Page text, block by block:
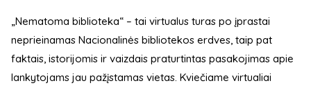
„Nematoma biblioteka“ – tai virtualus turas po įprastai
neprieinamas Nacionalinės bibliotekos erdves, taip pat
faktais, istorijomis ir vaizdais praturtintas pasakojimas apie
lankytojams jau pažįstamas vietas. Kviečiame virtualiai